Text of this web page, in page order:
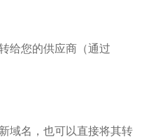
给您的供应商（通过
域名，也可以直接将其转